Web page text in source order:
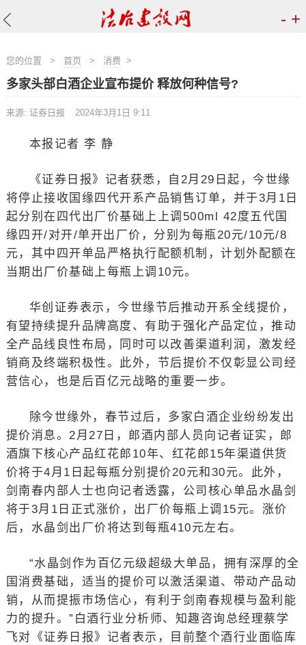
- +
您的位置 > 首页 > 消费 >
多家头部白酒企业宣布提价 释放何种信号?
来源: 证券日报 2024年3月1日 9:11
本报记者 李 静
《证券日报》记者获悉，自2月29日起，今世缘
将停止接收国缘四代开系产品销售订单，并于3月1日
起分别在四代出厂价基础上上调500ml 42度五代国
缘四开/对开/单开出厂价，分别为每瓶20元/10元/8
元，其中四开单品严格执行配额机制，计划外配额在
当期出厂价基础上每瓶上调10元。
华创证券表示，今世缘节后推动开系全线提价，
有望持续提升品牌高度、有助于强化产品定位，推动
全产品线良性布局，同时可以改善渠道利润，激发经
销商及终端积极性。此外，节后提价不仅彰显公司经
营信心，也是后百亿元战略的重要一步。
除今世缘外，春节过后，多家白酒企业纷纷发出
提价消息。2月27日，郎酒内部人员向记者证实，郎
酒旗下核心产品红花郎10年、红花郎15年渠道供货
价将于4月1日起每瓶分别提价20元和30元。此外，
剑南春内部人士也向记者透露，公司核心单品水晶剑
将于3月1日正式涨价，出厂价每瓶上调15元。涨价
后，水晶剑出厂价将达到每瓶410元左右。
“水晶剑作为百亿元级超级大单品，拥有深厚的全
国消费基础，适当的提价可以激活渠道、带动产品动
销，从而提振市场信心，有利于剑南春规模与盈利能
力的提升。”白酒行业分析师、知趣咨询总经理蔡学
飞对《证券日报》记者表示，目前整个酒行业面临库